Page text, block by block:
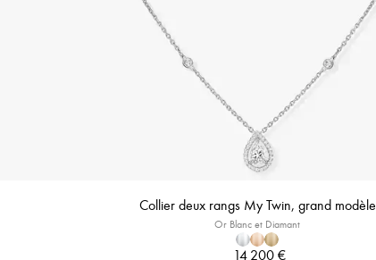
Collier deux rangs My Twin, grand modèle
Or Blanc et Diamant
14 200 €